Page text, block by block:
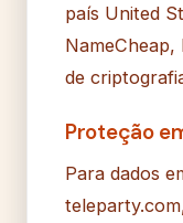
país United
NameCheap,
de
Proteção
Para dados